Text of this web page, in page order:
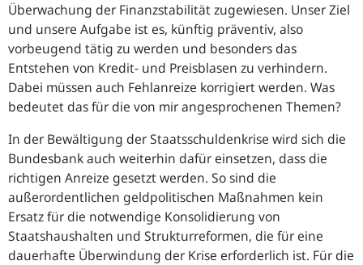
Überwachung der Finanzstabilität zugewiesen. Unser Ziel
und unsere Aufgabe ist es, künftig präventiv, also
vorbeugend tätig zu werden und besonders das
Entstehen von Kredit- und Preisblasen zu verhindern.
Dabei müssen auch Fehlanreize korrigiert werden. Was
bedeutet das für die von mir angesprochenen Themen?
In der Bewältigung der Staatsschuldenkrise wird sich die
Bundesbank auch weiterhin dafür einsetzen, dass die
richtigen Anreize gesetzt werden. So sind die
außerordentlichen geldpolitischen Maßnahmen kein
Ersatz für die notwendige Konsolidierung von
Staatshaushalten und Strukturreformen, die für eine
dauerhafte Überwindung der Krise erforderlich ist. Für die